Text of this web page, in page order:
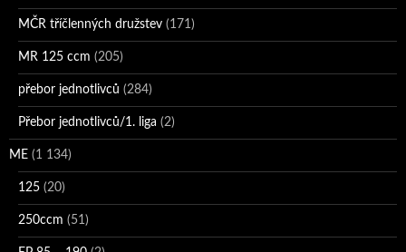
MČR tříčlenných družstev (171)
MR 125 ccm (205)
přebor jednotlivců (284)
Přebor jednotlivců/1. liga (2)
ME (1 134)
125 (20)
250ccm (51)